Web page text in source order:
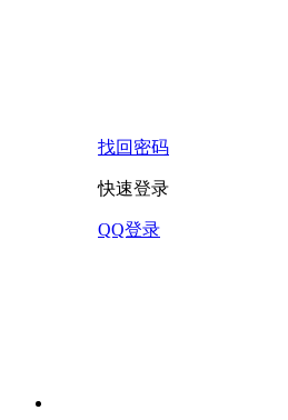
找回密码
快速登录
QQ登录